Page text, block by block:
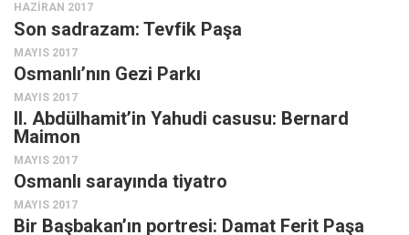
HAZIRAN 2017
Son sadrazam: Tevfik Paşa
MAYIS 2017
Osmanlı’nın Gezi Parkı
MAYIS 2017
II. Abdülhamit’in Yahudi casusu: Bernard
Maimon
MAYIS 2017
Osmanlı sarayında tiyatro
MAYIS 2017
Bir Başbakan’ın portresi: Damat Ferit Paşa